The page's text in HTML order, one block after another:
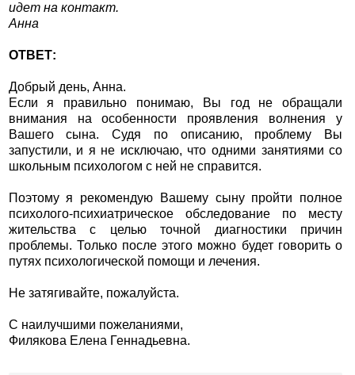
идет на контакт.
Анна
ОТВЕТ:
Добрый день, Анна.
Если я правильно понимаю, Вы год не обращали
внимания на особенности проявления волнения у
Вашего сына. Судя по описанию, проблему Вы
запустили, и я не исключаю, что одними занятиями со
школьным психологом с ней не справится.
Поэтому я рекомендую Вашему сыну пройти полное
психолого-психиатрическое обследование по месту
жительства с целью точной диагностики причин
проблемы. Только после этого можно будет говорить о
путях психологической помощи и лечения.
Не затягивайте, пожалуйста.
С наилучшими пожеланиями,
Филякова Елена Геннадьевна.